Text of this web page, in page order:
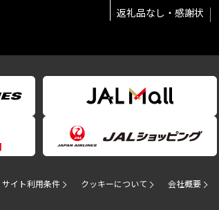
返礼品なし・感謝状
サイト利用条件 クッキーについて 会社概要